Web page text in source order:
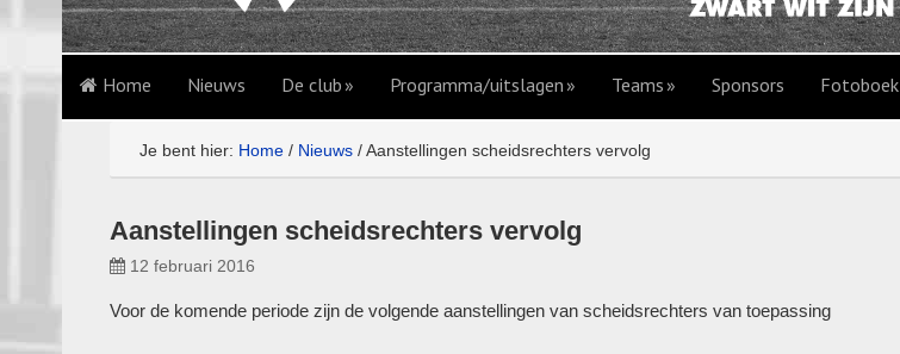
Home Nieuws De club Programma/uitslagen Teams Sponsors Fotoboek
Je bent hier: Home / Nieuws /Aanstellingen scheidsrechters vervolg
Aanstellingen scheidsrechters vervolg
12 februari 2016
Voor de komende periode zijn de volgende aanstellingen van scheidsrechters van toepassing